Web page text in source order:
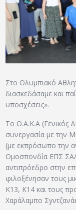
ΑΡΧΕΙΟ
Στο Ολυμπιακό
διασκεδάσαμε και
υποσχέσεις».
Το Ο.Α.Κ.Α (Γενικός
συνεργασία με την
(με εκπρόσωπο την
Ομοσπονδία ΕΠΣ
αντιπρόεδρο στην
φιλοξένησαν τους
Κ13, Κ14 και τους
Χαράλαμπο